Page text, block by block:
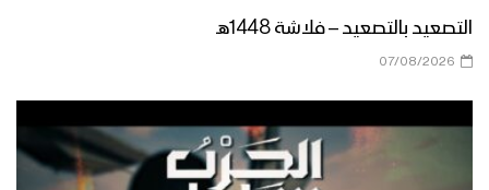
التصعيد بالتصعيد – فلاشة 1448هـ
07/08/2026